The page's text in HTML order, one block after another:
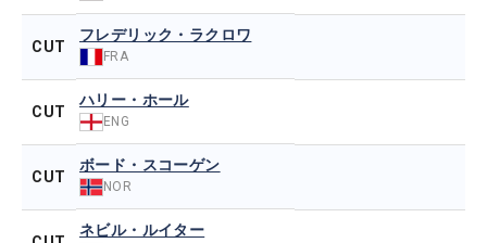
CUT
フレデリック・ラクロワ
FRA
CUT
ハリー・ホール
ENG
CUT
ボード・スコーゲン
NOR
ネビル・ルイター